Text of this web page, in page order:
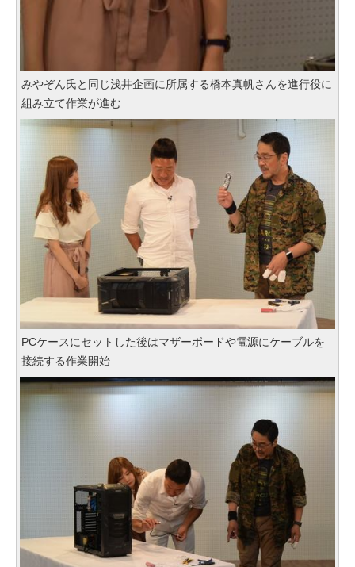
みやぞん氏と同じ浅井企画に所属する橋本真帆さんを進行役に
組み立て作業が進む
PCケースにセットした後はマザーボードや電源にケーブルを
接続する作業開始